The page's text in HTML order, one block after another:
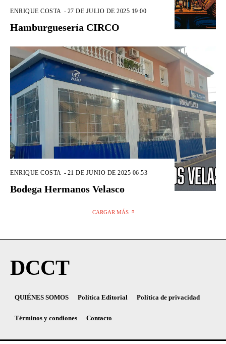
ENRIQUE COSTA - 27 DE JULIO DE 2025 19:00
Hamburguesería CIRCO
ENRIQUE COSTA - 21 DE JUNIO DE 2025 06:53
Bodega Hermanos Velasco
CARGAR MÁS
DCCT
QUIÉNES SOMOS Política Editorial Política de privacidad
Términos y condiones Contacto